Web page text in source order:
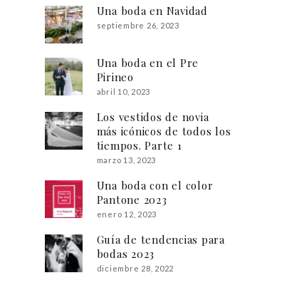
Una boda en Navidad
septiembre 26, 2023
Una boda en el Pre
Pirineo
abril 10, 2023
Los vestidos de novia
más icónicos de todos los
tiempos. Parte 1
marzo 13, 2023
Una boda con el color
Pantone 2023
enero 12, 2023
Guía de tendencias para
bodas 2023
diciembre 28, 2022